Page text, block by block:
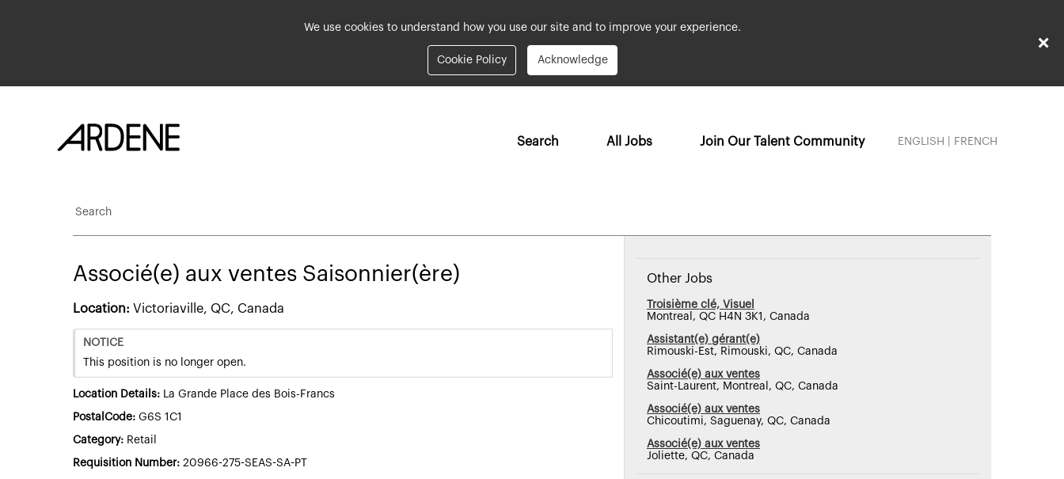
We use cookies to understand how you use our site and to improve your experience.
Cookie Policy Acknowledge
×
Join Our Talent Community
All Jobs
Search ENGLISH FRENCH
Search
Associé(e) aux ventes Saisonnier(ère)
Location: Victoriaville, QC, Canada
NOTICE
This position is no longer open.
Location Details: La Grande Place des Bois-Francs
PostalCode: G6S 1C1
Category: Retail
Requisition Number: 20966-275-SEAS-SA-PT
Other Jobs
Troisième clé, Visuel
Montreal, QC H4N 3K1, Canada
Assistant(e) gérant(e)
Rimouski-Est, Rimouski, QC, Canada
Associé(e) aux ventes
Saint-Laurent, Montreal, QC, Canada
Associé(e) aux ventes
Chicoutimi, Saguenay, QC, Canada
Associé(e) aux ventes
Joliette, QC, Canada